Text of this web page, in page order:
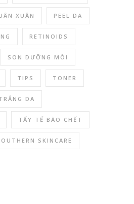
XUÂN PEEL DA
RETINOIDS
SON DƯỠNG MÔI
TIPS TONER
DA
TẨY TẾ BÀO CHẾT
SKINCARE